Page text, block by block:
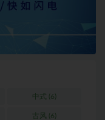
中式 (6)
古风 (6)